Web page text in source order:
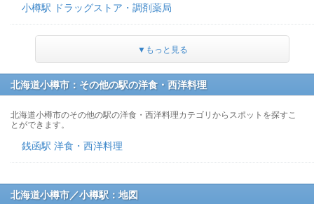
小樽駅 ドラッグストア・調剤薬局
▼もっと見る
北海道小樽市：その他の駅の洋食・西洋料理
北海道小樽市のその他の駅の洋食・西洋料理カテゴリからスポットを探すこ
とができます。
銭函駅 洋食・西洋料理
北海道小樽市／小樽駅：地図